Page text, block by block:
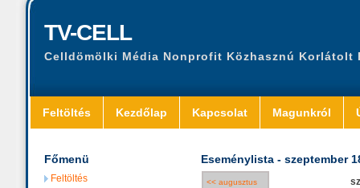
TV-CELL
Celldömölki Média Nonprofit Közhasznú Korlátolt
Feltöltés Kezdőlap Kapcsolat Magunkról
Főmenü
Feltöltés
Eseménylista - szeptember
<< augusztus